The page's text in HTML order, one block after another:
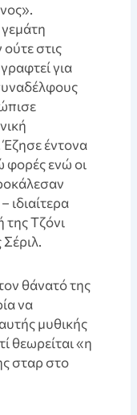
στις
για
Έζησε έντονα
φορές ενώ οι
ιδιαίτερα
της Τζόνι
θάνατό της
να
μυθικής
θεωρείται «η
σταρ στο